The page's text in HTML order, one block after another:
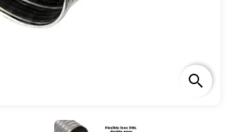
search